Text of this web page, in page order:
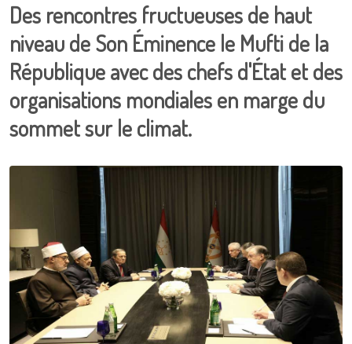
Des rencontres fructueuses de haut
niveau de Son Éminence le Mufti de la
République avec des chefs d'État et des
organisations mondiales en marge du
sommet sur le climat.